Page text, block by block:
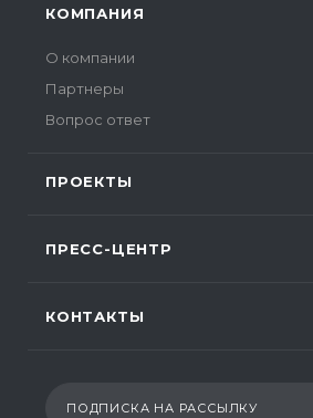
КОМПАНИЯ
О компании
Партнеры
Вопрос ответ
ПРОЕКТЫ
ПРЕСС-ЦЕНТР
КОНТАКТЫ
ПОДПИСКА НА РАССЫЛКУ